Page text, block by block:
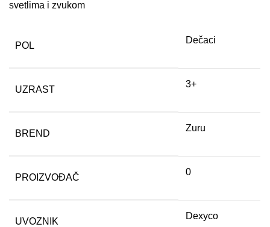
svetlima i zvukom
POL
Dečaci
UZRAST
3+
BREND
Zuru
PROIZVOĐAČ
0
UVOZNIK
Dexyco